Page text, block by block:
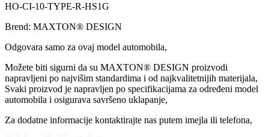
HO-CI-10-TYPE-R-HS1G
Brend: MAXTON® DESIGN
Odgovara samo za ovaj model automobila,
Možete biti sigurni da su MAXTON® DESIGN proizvodi
napravljeni po najvišim standardima i od najkvalitetnijih materijala,
Svaki proizvod je napravljen po specifikacijama za određeni model
automobila i osigurava savršeno uklapanje,
Za dodatne informacije kontaktirajte nas putem imejla ili telefona,